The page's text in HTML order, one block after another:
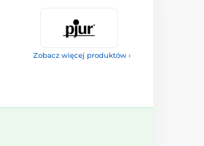
Zobacz więcej produktów ›